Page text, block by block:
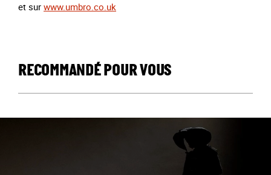
et sur www.umbro.co.uk
RECOMMANDÉ POUR VOUS